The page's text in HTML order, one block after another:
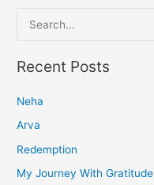
e
a
c
h
f
o
Recent Posts
Neha
Arva
Redemption
My Journey With Gratitude